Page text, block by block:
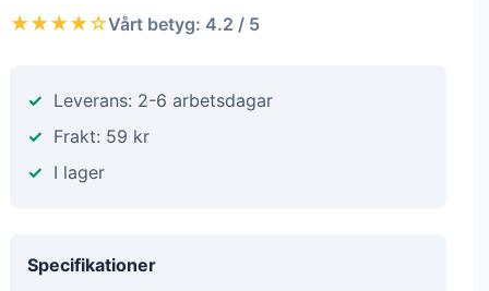
★★★★☆Vårt betyg: 4.2 / 5
Leverans: 2-6 arbetsdagar
Frakt: 59 kr
I lager
Specifikationer